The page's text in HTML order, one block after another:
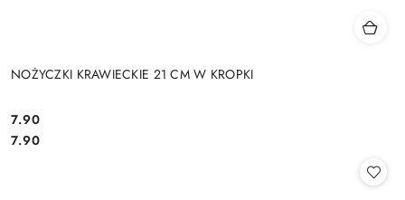
NOŻYCZKI KRAWIECKIE 21 CM W KROPKI
Cena:
7.90
Cena:
7.90